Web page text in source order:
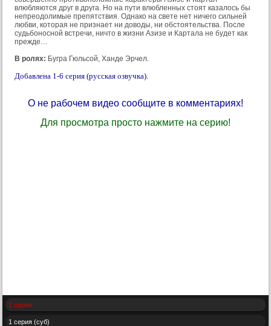
влюбляются друг в друга. Но на пути влюбленных стоят казалось бы
непреодолимые препятствия. Однако на свете нет ничего сильней
любви, которая не признает ни доводы, ни обстоятельства. После
судьбоносной встречи, ничто в жизни Азизе и Картала не будет как
прежде…
В ролях: Бугра Гюльсой, Ханде Эрчел.
Добавлена 1-6 серия (русская озвучка).
О не рабочем видео сообщите в комментариях!
Для просмотра просто нажмите на серию!
1 серия
1 серия (суб)